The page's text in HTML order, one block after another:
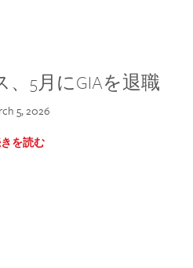
、5月にGIAを退職
5, 2026
を読む